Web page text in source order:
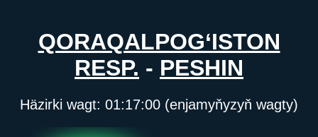
QORAQALPOG‘ISTON
RESP. - PESHIN
Häzirki wagt: 01:17:00 (enjamyňyzyň wagty)